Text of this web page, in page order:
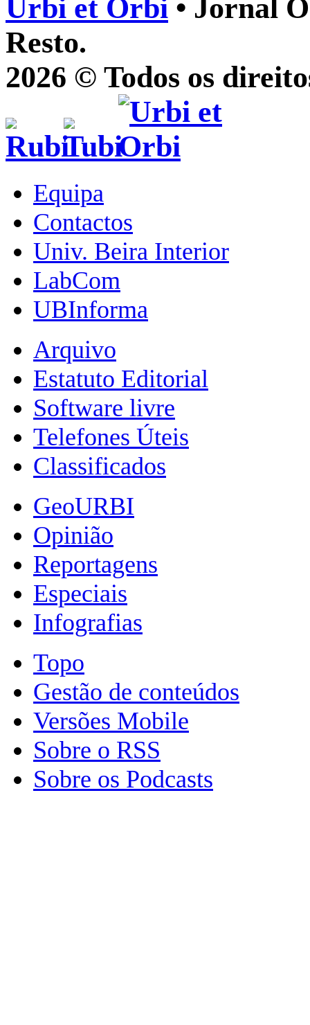
Urbi et Orbi • Jornal
Resto.
2026 © Todos os
Equipa
Contactos
Univ. Beira Interior
LabCom
UBInforma
Arquivo
Estatuto Editorial
Software livre
Telefones Úteis
Classificados
GeoURBI
Opinião
Reportagens
Especiais
Infografias
Topo
Gestão de conteúdos
Versões Mobile
Sobre o RSS
Sobre os Podcasts